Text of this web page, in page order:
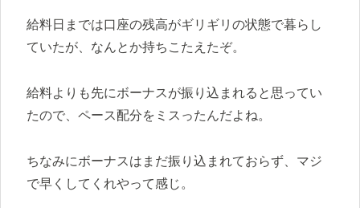
給料日までは口座の残高がギリギリの状態で暮らし
ていたが、なんとか持ちこたえたぞ。
給料よりも先にボーナスが振り込まれると思ってい
たので、ペース配分をミスったんだよね。
ちなみにボーナスはまだ振り込まれておらず、マジ
で早くしてくれやって感じ。